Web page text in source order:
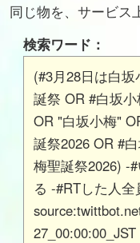
同じ物を、サービス
検索ワード：
(#3月28日は白
誕祭 OR #白坂
OR "白坂小梅"
誕祭2026 OR #
梅聖誕祭2026) -
る -#RTした人